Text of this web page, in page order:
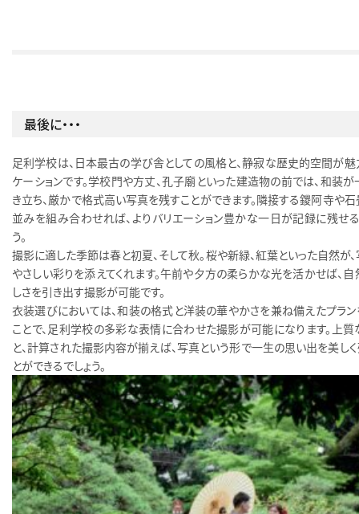
最後に・・・
足利学校は、日本最古の学び舎としての風格と、静寂な歴史的空間が
ケーションです。学校門や方丈、孔子廟といった建造物の前では、和装
き立ち、厳かで格式高い写真を残すことができます。隣接する鑁阿寺や
並みを組み合わせれば、よりバリエーション豊かな一日が記録に残せ
う。
撮影に適した季節は春と初夏、そして秋。桜や新緑、紅葉といった自然が
やさしい彩りを添えてくれます。午前や夕方の柔らかな光を活かせば、
しさを引き出す撮影が可能です。
衣装選びにおいては、和装の格式と洋装の華やかさを兼ね備えたプラ
ことで、足利学校の多彩な表情に合わせた撮影が可能になります。上
と、計算された撮影内容が揃えば、写真という形で一生の思い出を美し
とができるでしょう。